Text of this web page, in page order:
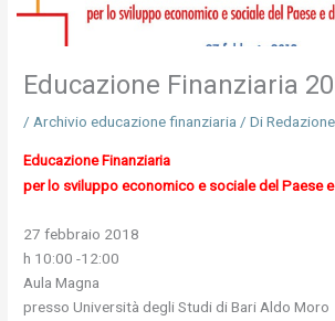
Educazione Finanziaria
/ Archivio educazione finanziaria / DiRedazione
Educazione Finanziaria
per lo sviluppo economico e sociale del Paese
27 febbraio 2018
h 10:00 -12:00
Aula Magna
presso Università degli Studi di Bari Aldo Moro